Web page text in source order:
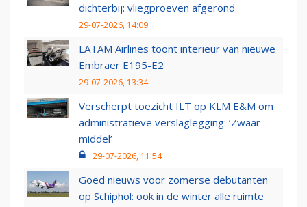
dichterbij: vliegproeven afgerond
29-07-2026, 14:09
LATAM Airlines toont interieur van nieuwe
Embraer E195-E2
29-07-2026, 13:34
Verscherpt toezicht ILT op KLM E&M om
administratieve verslaglegging: ‘Zwaar
middel’
29-07-2026, 11:54
Goed nieuws voor zomerse debutanten
op Schiphol: ook in de winter alle ruimte